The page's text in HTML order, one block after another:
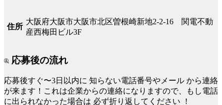
住所
大阪府大阪市大阪市北区曽根崎新地2-2-16 関電不動
産西梅田ビル3F
応募後の流れ
応募後すぐ〜3日以内に 知らない電話番号やメール から連絡
が来ます！これは企業からの連絡になりますので、もし電話
に出られなかった場合は 必ず折り返してください ！